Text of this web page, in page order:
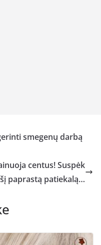
smegenų darbą
centus! Suspėk
paprastą patiekalą…